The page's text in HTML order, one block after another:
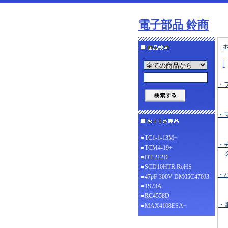
電子部品 鈴商
TC1-1-13M+
TCM4-19+
DT-212D
SCD10HTR RoHS
47pF 300V DM05C470J3
1S73A
RC4558D
MAX4108ESA+
・
・
・
・
・